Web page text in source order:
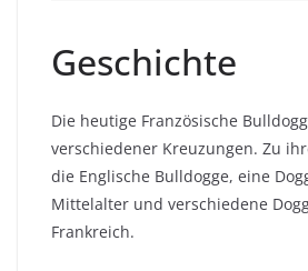
Geschichte
Die heutige Französische
verschiedener Kreuzungen. Zu
die Englische Bulldogge, eine
Mittelalter und verschiedene
Frankreich.